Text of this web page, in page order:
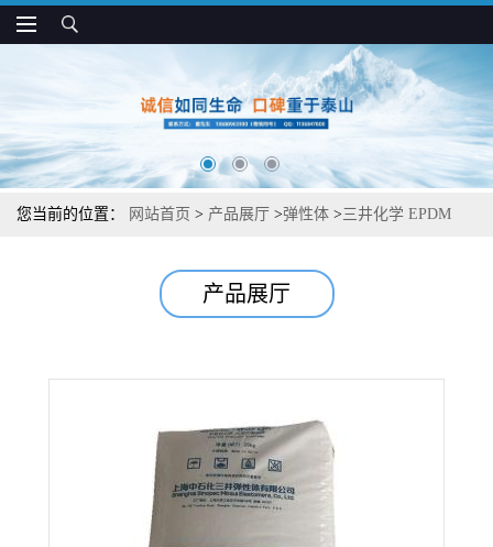
您当前的位置： 网站首页 > 产品展厅 >弹性体 >三井化学 EPDM
产品展厅